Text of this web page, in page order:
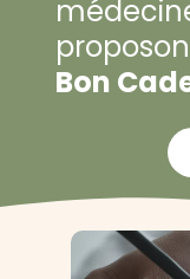
Bon